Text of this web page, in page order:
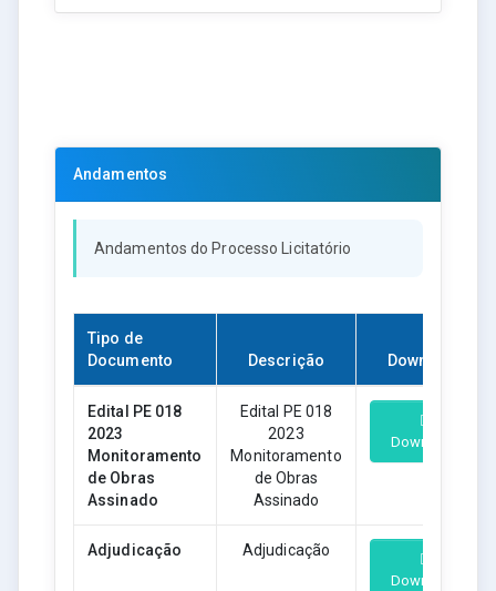
Andamentos
Andamentos do Processo Licitatório
Tipo de
Documento
Descrição Download
Edital PE 018
2023
Monitoramento
de Obras
Assinado
Edital PE 018
2023
Monitoramento
de Obras
Assinado
Download
Adjudicação Adjudicação
Download